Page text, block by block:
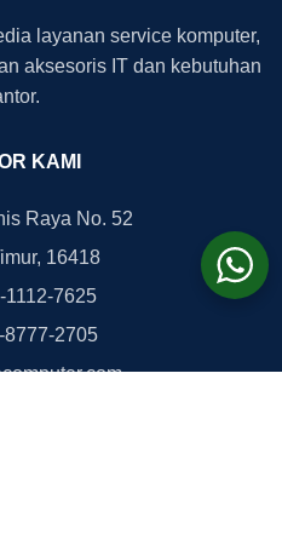
layanan service komputer,
aksesoris IT dan kebutuhan
KAMI
Raya No. 52
16418
1112-7625
8777-2705